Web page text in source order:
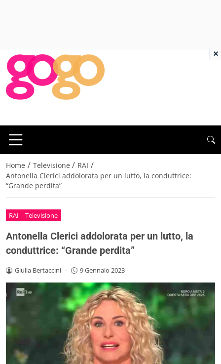
Home / Televisione / RAI /
Antonella Clerici addolorata per un lutto, la conduttrice:
“Grande perdita”
RAI Televisione
Antonella Clerici addolorata per un lutto, la
conduttrice: “Grande perdita”
Giulia Bertaccini - 9 Gennaio 2023
×